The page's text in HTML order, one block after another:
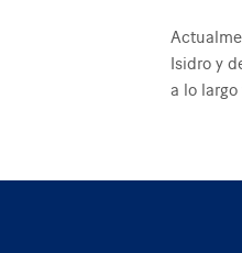
Isidro y
a lo